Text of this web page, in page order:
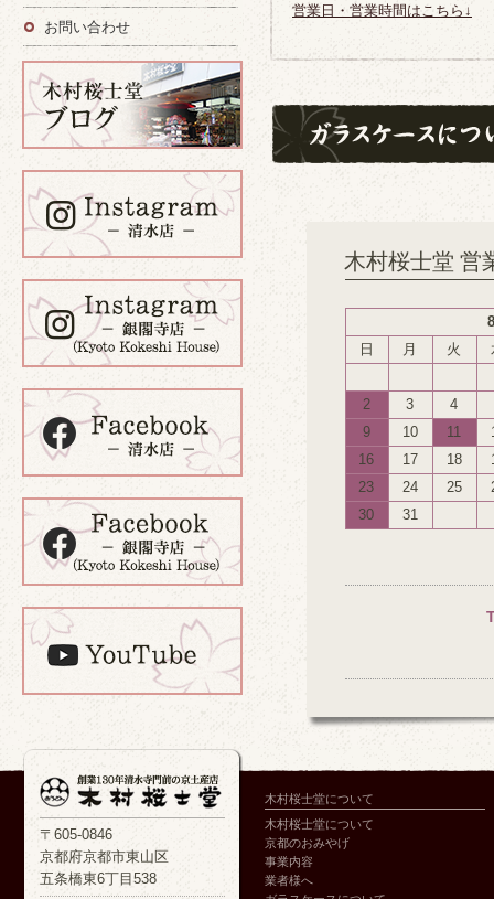
営業日・営業時間はこちら↓
木村桜士堂 営
日
月 火
2 3
4
9
10 11
16
17 18
23
24 25
30
31
お問い合わせ
〒605-0846
京都府京都市東山区
五条橋東6丁目538
木村桜士堂について
木村桜士堂について
京都のおみやげ
事業内容
業者様へ